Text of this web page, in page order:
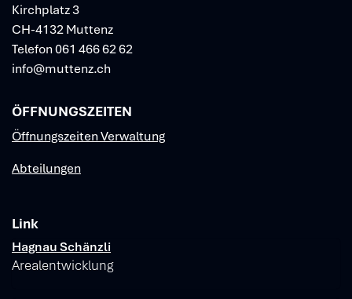
Kirchplatz 3
CH-4132 Muttenz
Telefon061 466 62 62
info@muttenz.ch
ÖFFNUNGSZEITEN
Öffnungszeiten Verwaltung
Abteilungen
Link
Verschiedene Informationen
Hagnau Schänzli
Arealentwicklung